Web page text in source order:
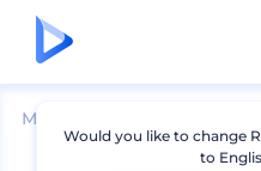
Мокапы
Would you like to change
to